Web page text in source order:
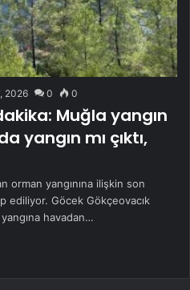
2026 0 0
Muğla yangın
yangın mı çıktı,
orman yangınına ilişkin son
ediliyor. Göcek Gökçeovacık
havadan…